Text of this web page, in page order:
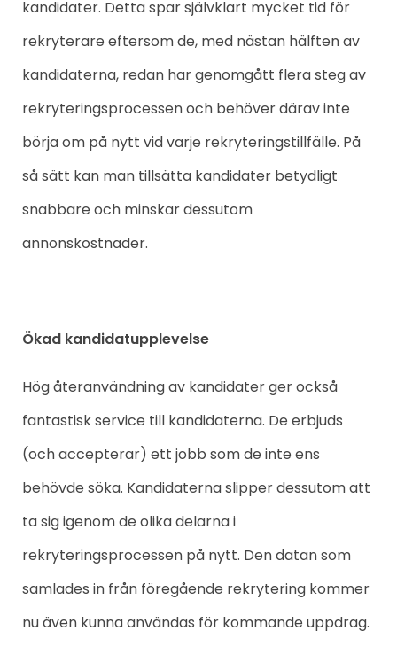
kandidater. Detta spar självklart mycket tid för
rekryterare eftersom de, med nästan hälften av
kandidaterna, redan har genomgått flera steg av
rekryteringsprocessen och behöver därav inte
börja om på nytt vid varje rekryteringstillfälle. På
så sätt kan man tillsätta kandidater betydligt
snabbare och minskar dessutom
annonskostnader.
Ökad kandidatupplevelse
Hög återanvändning av kandidater ger också
fantastisk service till kandidaterna. De erbjuds
(och accepterar) ett jobb som de inte ens
behövde söka. Kandidaterna slipper dessutom att
ta sig igenom de olika delarna i
rekryteringsprocessen på nytt. Den datan som
samlades in från föregående rekrytering kommer
nu även kunna användas för kommande uppdrag.